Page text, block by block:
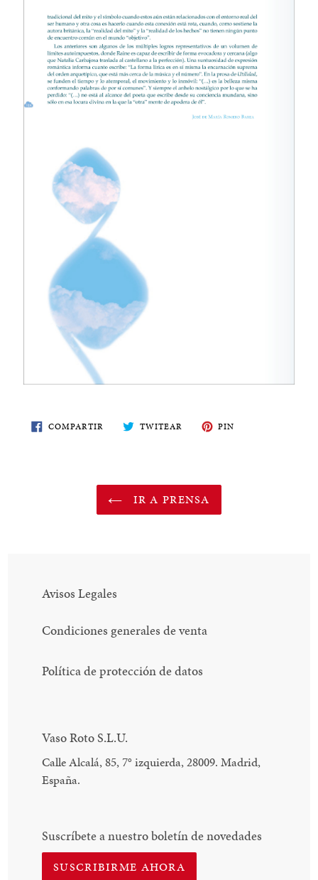
COMPARTIR COMPARTE
EN
TWITEAR TWITEA
EN
PIN
IR A PRENSA
Avisos Legales
Condiciones generales de venta
Política de protección de datos
Vaso Roto S.L.U.
Calle Alcalá, 85, 7° izquierda, 28009. Madrid,
España.
Suscríbete a nuestro boletín de novedades
SUSCRIBIRME AHORA